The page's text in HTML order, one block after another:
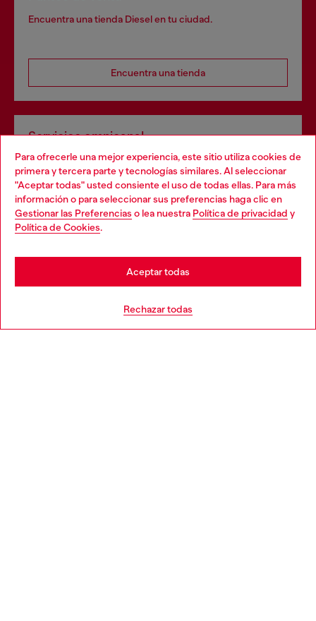
Para ofrecerle una mejor experiencia, este sitio utiliza cookies de
primera y tercera parte y tecnologías similares. Al seleccionar
"Aceptar todas" usted consiente el uso de todas ellas. Para más
información o para seleccionar sus preferencias haga clic en
Gestionar las Preferencias o lea nuestra Política de privacidad y
Política de Cookies.
Rechazar todas
Aceptar todas
Encuentra una tienda Diesel en tu ciudad.
Encuentra una tienda
Servicios omnicanal
Descubre todos nuestros servicios, tanto en línea como
en la tienda.
Choose your location
You are currently browsing España website, but it seems you
may be based in United States